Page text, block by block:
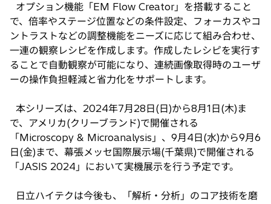
オプション機能「EM Flow Creator」を搭載すること
で、倍率やステージ位置などの条件設定、フォーカスやコ
ントラストなどの調整機能をニーズに応じて組み合わせ、
一連の観察レシピを作成します。作成したレシピを実行す
ることで自動観察が可能になり、連続画像取得時のユーザ
ーの操作負担軽減と省力化をサポートします。
本シリーズは、2024年7月28日(日)から8月1日(木)ま
で、アメリカ(クリーブランド)で開催される
「Microscopy & Microanalysis」、9月4日(水)から9月6
日(金)まで、幕張メッセ国際展示場(千葉県)で開催される
「JASIS 2024」において実機展示を行う予定です。
日立ハイテクは今後も、「解析・分析」のコア技術を磨